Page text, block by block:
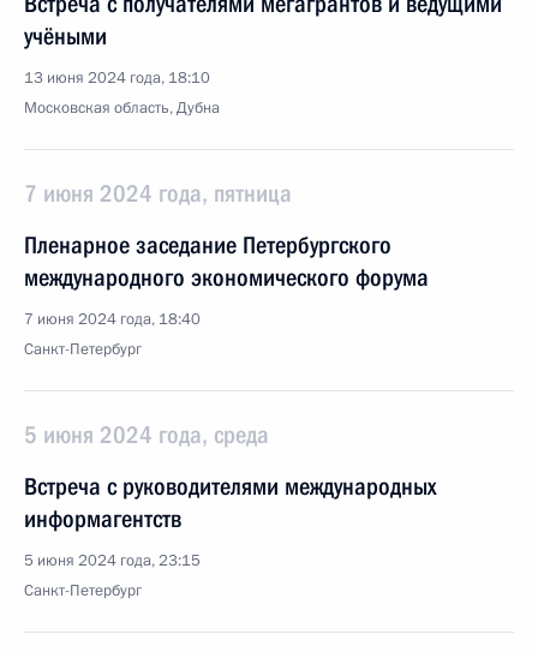
учёными
13 июня 2024 года, 18:10
Московская область, Дубна
7 июня 2024 года, пятница
Пленарное заседание Петербургского
международного экономического форума
7 июня 2024 года, 18:40
Санкт-Петербург
5 июня 2024 года, среда
Встреча с руководителями международных
информагентств
5 июня 2024 года, 23:15
Санкт-Петербург